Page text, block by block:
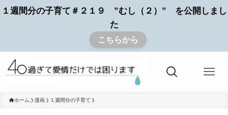
１週間分の子育て＃２１９ ”むし（２）” を公開しまし
た
こちらから
ホーム 漫画 １週間分の子育て